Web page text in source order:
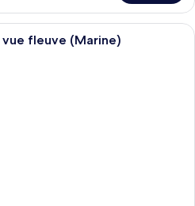
Une chambre à coucher avec un lit,
vue fleuve (Marine)